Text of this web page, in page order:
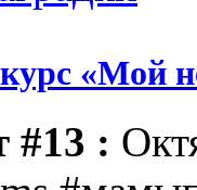
«Мой
#13 :